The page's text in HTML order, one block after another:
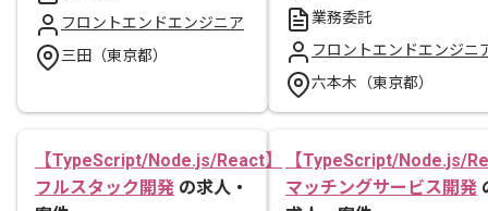
フロントエンドエンジニア
三田（東京都）
業務委託
フロントエンドエンジニ
六本木（東京都）
【TypeScript/Node.js/React】
フルスタック開発 の求人・
【TypeScript/Node.js/
マッチングサービス開発